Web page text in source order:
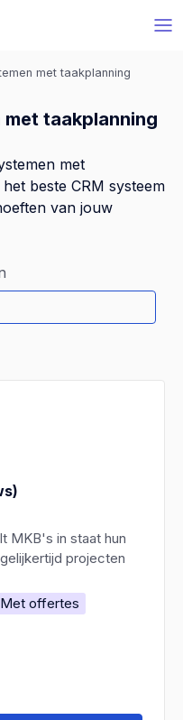
met taakplanning
met taakplanning
met
beste CRM systeem
van jouw
MKB's in staat hun
projecten
Met offertes